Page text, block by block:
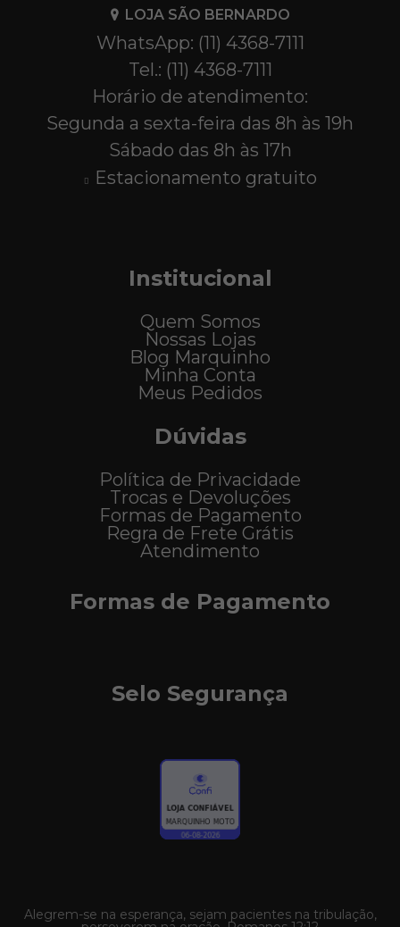
LOJA SÃO BERNARDO
WhatsApp: (11) 4368-7111
Tel.: (11) 4368-7111
Horário de atendimento:
Segunda a sexta-feira das 8h às 19h
Sábado das 8h às 17h
Estacionamento gratuito
Institucional
Quem Somos
Nossas Lojas
Blog Marquinho
Minha Conta
Meus Pedidos
Dúvidas
Política de Privacidade
Trocas e Devoluções
Formas de Pagamento
Regra de Frete Grátis
Atendimento
Formas de Pagamento
Selo Segurança
Alegrem-se na esperança, sejam pacientes na tribulação,